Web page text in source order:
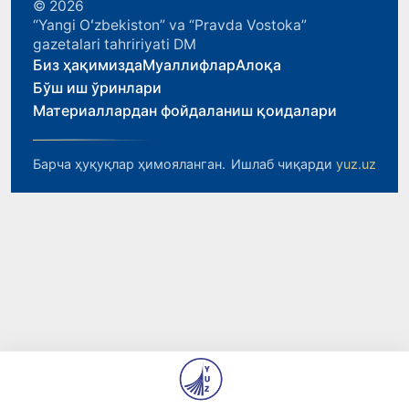
© 2026
“Yangi Oʻzbekiston” va “Pravda Vostoka”
gazetalari tahririyati DM
Биз ҳақимиздаМуаллифларАлоқа
Бўш иш ўринлари
Материаллардан фойдаланиш қоидалари
Барча ҳуқуқлар ҳимояланган. Ишлаб чиқарди yuz.uz